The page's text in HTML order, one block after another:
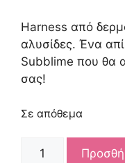
was:
25,50 €.
Harness από
αλυσίδες. Ένα
Subblime που θα
σας!
Σε απόθεμα
SUBBLIME